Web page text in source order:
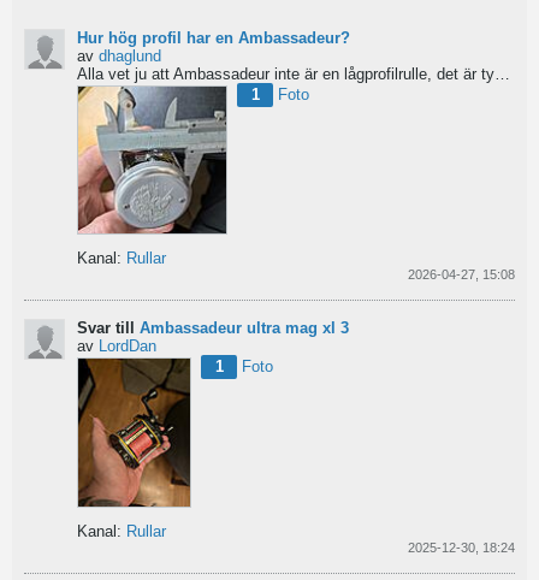
Hur hög profil har en Ambassadeur?
av dhaglund
1
Foto
Kanal: Rullar
2026-04-27, 15:08
Svar till Ambassadeur ultra mag xl 3
av LordDan
1
Foto
Kanal: Rullar
2025-12-30, 18:24